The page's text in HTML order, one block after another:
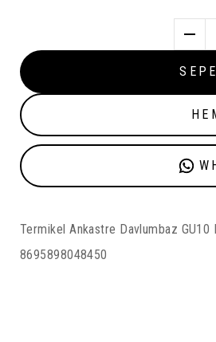
Termikel Ankastre Davlumbaz GU10
8695898048450